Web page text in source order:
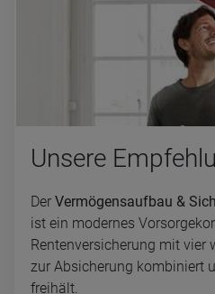
Un­se­re
Der Vermögensaufbau &
ist ein modernes
Rentenversicherung mit vier
zur Absicherung kombiniert
freihält.